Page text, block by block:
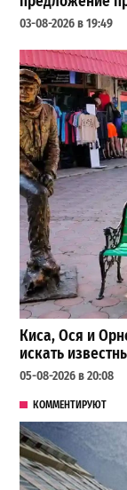
03-08-2026 в 19:49
Киса, Ося и
искать
05-08-2026 в 20:08
КОММЕНТИРУЮТ